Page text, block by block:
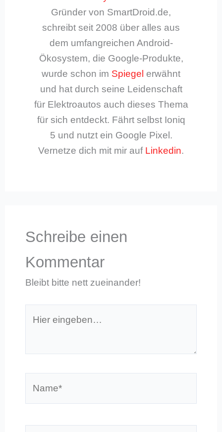
Gründer von SmartDroid.de,
schreibt seit 2008 über alles aus
dem umfangreichen Android-
Ökosystem, die Google-Produkte,
wurde schon im Spiegel erwähnt
und hat durch seine Leidenschaft
für Elektroautos auch dieses Thema
für sich entdeckt. Fährt selbst Ioniq
5 und nutzt ein Google Pixel.
Vernetze dich mit mir auf Linkedin.
Schreibe einen
Kommentar
Bleibt bitte nett zueinander!
eingeben…